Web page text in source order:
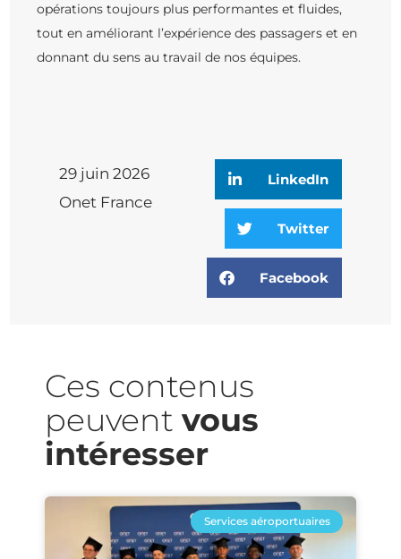
opérations toujours plus performantes et fluides,
tout en améliorant l’expérience des passagers et en
donnant du sens au travail de nos équipes.
29 juin 2026
Onet France
LinkedIn
Twitter
Facebook
Ces contenus
peuvent vous
intéresser​
Services aéroportuaires